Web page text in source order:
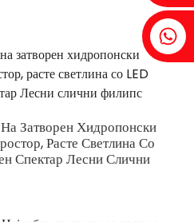
Затворен Хидропонски
Расте Светлина Со
Спектар Лесни Слични